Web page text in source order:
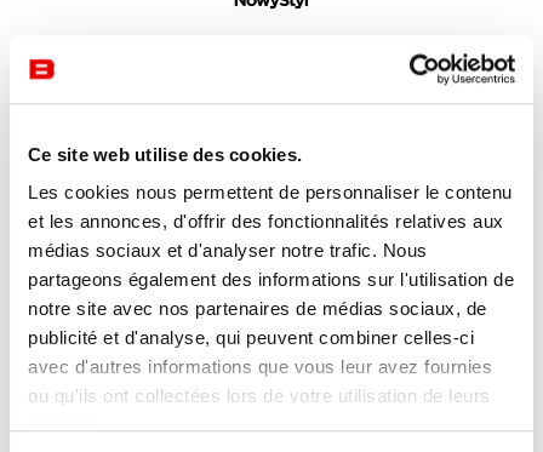
Ce site web utilise des cookies.
Les cookies nous permettent de personnaliser le contenu
et les annonces, d'offrir des fonctionnalités relatives aux
médias sociaux et d'analyser notre trafic. Nous
partageons également des informations sur l'utilisation de
notre site avec nos partenaires de médias sociaux, de
publicité et d'analyse, qui peuvent combiner celles-ci
avec d'autres informations que vous leur avez fournies
ou qu'ils ont collectées lors de votre utilisation de leurs